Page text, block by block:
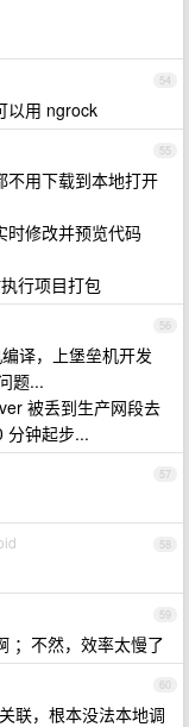
54
以用 ngrock
55
不用下载到本地打开
时修改并预览代码
行项目打包
56
译，上堡垒机开发
题...
被丢到生产网段去
分钟起步...
57
58
59
；不然，效率太慢了
60
联，根本没法本地调